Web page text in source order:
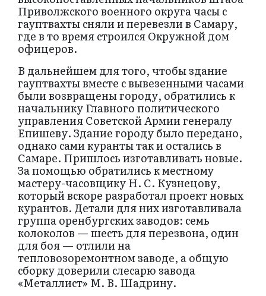
Приволжского военного округа часы с
гауптвахты сняли и перевезли в Самару,
где в то время строился Окружной дом
офицеров.
В дальнейшем для того, чтобы здание
гауптвахты вместе с вывезенными часами
были возвращены городу, обратились к
начальнику Главного политического
управления Советской Армии генералу
Епишеву. Здание городу было передано,
однако сами куранты так и остались в
Самаре. Пришлось изготавливать новые.
За помощью обратились к местному
мастеру-часовщику Н. С. Кузнецову,
который вскоре разработал проект новых
курантов. Детали для них изготавливала
группа оренбургских заводов: семь
колоколов — шесть для перезвона, один
для боя — отлили на
тепловозоремонтном заводе, а общую
сборку доверили слесарю завода
«Металлист» М. В. Шадрину.